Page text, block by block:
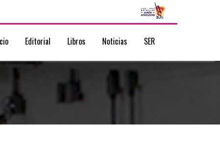
Editorial Libros Noticias SER